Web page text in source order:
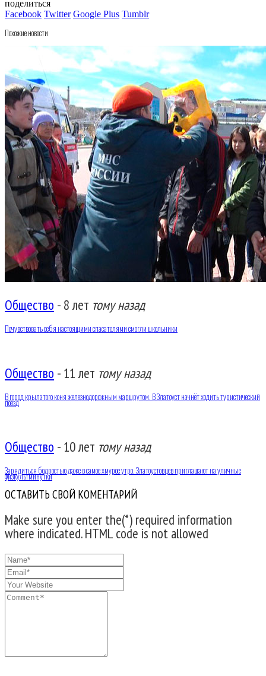
поделиться
Facebook Twitter Google Plus Tumblr
Похожие новости
Общество - 8 лет тому назад
Почувствовать себя настоящими спасателями смогли школьники
Общество - 11 лет тому назад
В город крылатого коня железнодорожным маршрутом. В Златоуст начнёт ходить туристический
поезд
Общество - 10 лет тому назад
Зарядиться бодростью даже в самое хмурое утро. Златоустовцев приглашают на уличные
физкультминутки
ОСТАВИТЬ СВОЙ КОМЕНТАРИЙ
Make sure you enter the(*) required information
where indicated. HTML code is not allowed